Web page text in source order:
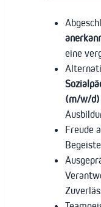
eine
(m/w/d)
Freude